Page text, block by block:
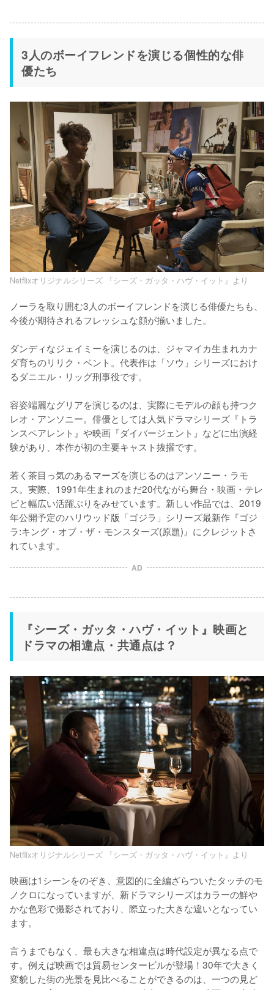
3人のボーイフレンドを演じる個性的な俳
優たち
Netflixオリジナルシリーズ 『シーズ・ガッタ・ハヴ・イット』より
ノーラを取り囲む3人のボーイフレンドを演じる俳優たちも、
今後が期待されるフレッシュな顔が揃いました。
ダンディなジェイミーを演じるのは、ジャマイカ生まれカナ
ダ育ちのリリク・ベント。代表作は「ソウ」シリーズにおけ
るダニエル・リッグ刑事役です。
容姿端麗なグリアを演じるのは、実際にモデルの顔も持つク
レオ・アンソニー。俳優としては人気ドラマシリーズ『トラ
ンスペアレント』や映画『ダイバージェント』などに出演経
験があり、本作が初の主要キャスト抜擢です。
若く茶目っ気のあるマーズを演じるのはアンソニー・ラモ
ス。実際、1991年生まれのまだ20代ながら舞台・映画・テレ
ビと幅広い活躍ぶりをみせています。新しい作品では、2019
年公開予定のハリウッド版「ゴジラ」シリーズ最新作『ゴジ
ラ:キング・オブ・ザ・モンスターズ(原題)』にクレジットさ
AD
『シーズ・ガッタ・ハヴ・イット』映画と
ドラマの相違点・共通点は？
Netflixオリジナルシリーズ 『シーズ・ガッタ・ハヴ・イット』より
映画は1シーンをのぞき、意図的に全編ざらついたタッチのモ
ノクロになっていますが、新ドラマシリーズはカラーの鮮や
かな色彩で撮影されており、際立った大きな違いとなってい
ます。
言うまでもなく、最も大きな相違点は時代設定が異なる点で
す。例えば映画では貿易センタービルが登場！30年で大きく
変貌した街の光景を見比べることができるのは、一つの見ど